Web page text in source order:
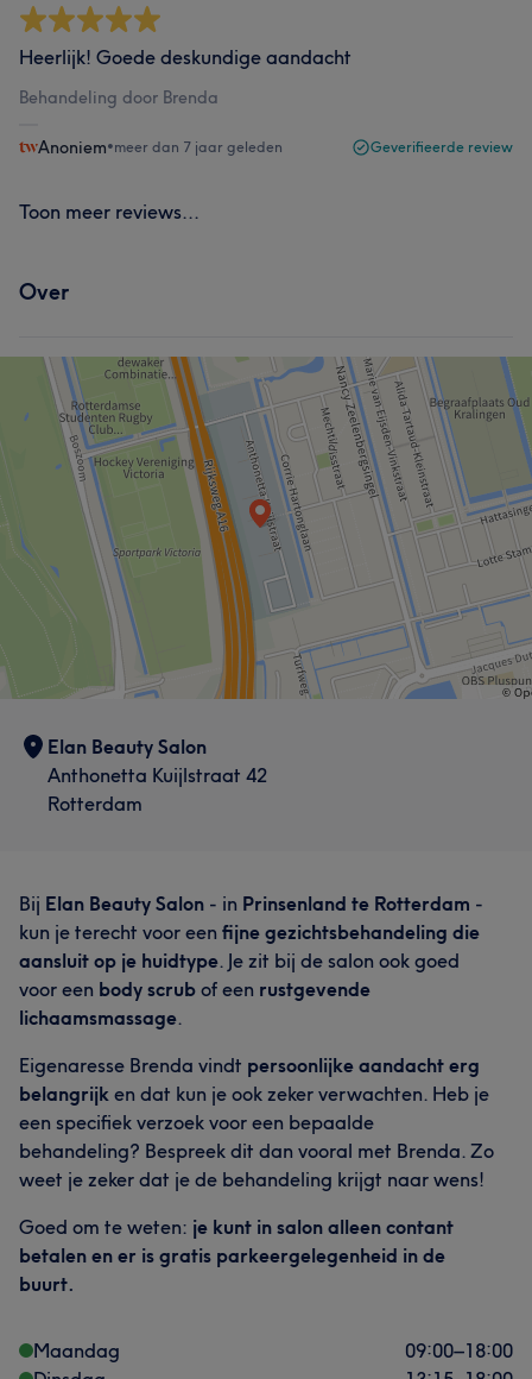
Heerlijk! Goede deskundige aandacht
Behandeling door Brenda
Anoniem•meer dan 7 jaar geleden Geverifieerde review
Toon meer reviews...
Over
Elan Beauty Salon
Anthonetta Kuijlstraat 42
Rotterdam
Bij Elan Beauty Salon - in Prinsenland te Rotterdam -
kun je terecht voor een fijne gezichtsbehandeling die
aansluit op je huidtype. Je zit bij de salon ook goed
voor een body scrub of een rustgevende
lichaamsmassage.
Eigenaresse Brenda vindt persoonlijke aandacht erg
belangrijk en dat kun je ook zeker verwachten. Heb je
een specifiek verzoek voor een bepaalde
behandeling? Bespreek dit dan vooral met Brenda. Zo
weet je zeker dat je de behandeling krijgt naar wens!
Goed om te weten: je kunt in salon alleen contant
betalen en er is gratis parkeergelegenheid in de
buurt.
Maandag 09:00–18:00